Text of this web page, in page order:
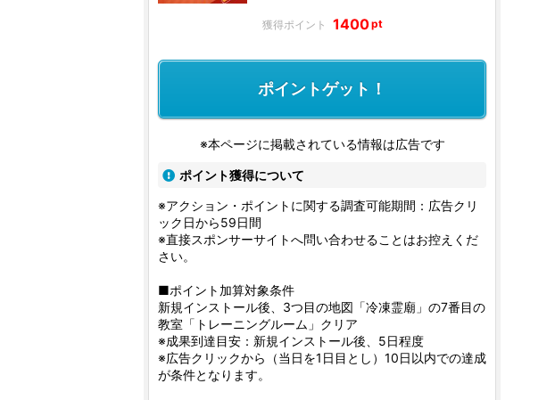
1400pt
ポイントゲット！
※本ページに掲載されている情報は広告です
ポイント獲得について
※アクション・ポイントに関する調査可能期間：広告クリ
ック日から59日間
※直接スポンサーサイトへ問い合わせることはお控えくだ
さい。
■ポイント加算対象条件
新規インストール後、3つ目の地図「冷凍霊廟」の7番目の
教室「トレーニングルーム」クリア
※成果到達目安：新規インストール後、5日程度
※広告クリックから（当日を1日目とし）10日以内での達成
が条件となります。